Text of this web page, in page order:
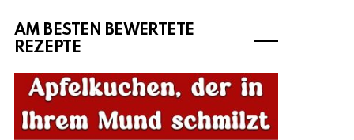
AM BESTEN BEWERTETE
REZEPTE